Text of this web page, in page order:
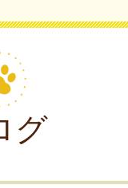
グ